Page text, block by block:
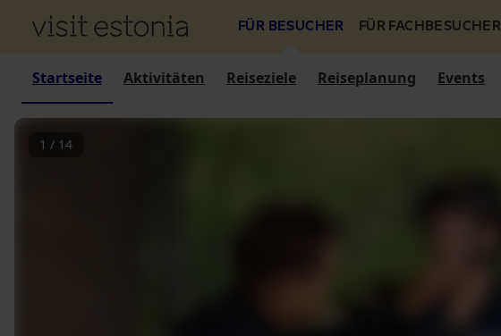
FÜR BESUCHER FÜR FACHBESUCHER
Startseite Aktivitäten Reiseziele Reiseplanung Events
1 / 14